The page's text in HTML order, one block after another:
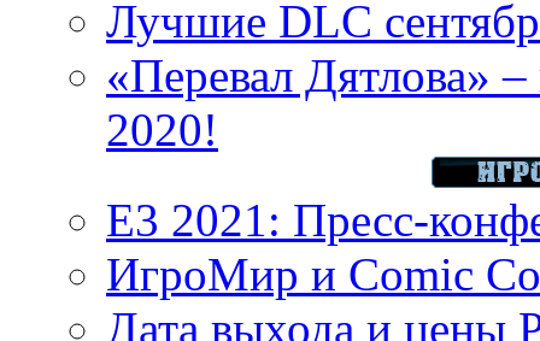
Лучшие DLC
«Перевал Дятлова»
2020!
E3 2021: Пресс-
ИгроМир и Comic
Дата выхода и цены